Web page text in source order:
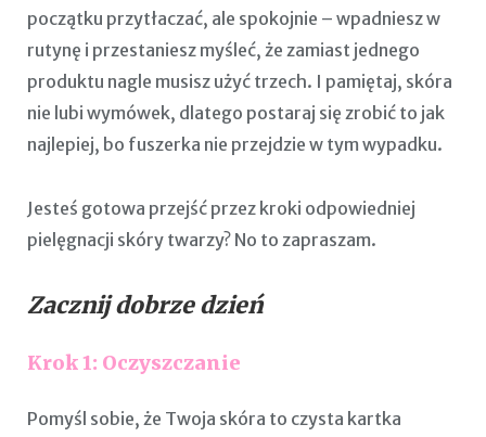
początku przytłaczać, ale spokojnie – wpadniesz w
rutynę i przestaniesz myśleć, że zamiast jednego
produktu nagle musisz użyć trzech. I pamiętaj, skóra
nie lubi wymówek, dlatego postaraj się zrobić to jak
najlepiej, bo fuszerka nie przejdzie w tym wypadku.
Jesteś gotowa przejść przez kroki odpowiedniej
pielęgnacji skóry twarzy? No to zapraszam.
Zacznij dobrze dzień
Krok 1: Oczyszczanie
Pomyśl sobie, że Twoja skóra to czysta kartka